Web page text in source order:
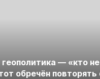
— «кто
обречён повторять